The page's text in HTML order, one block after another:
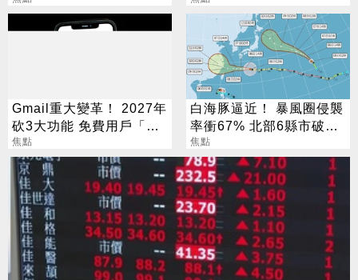
Gmail重大變革！ 2027年
砍3大功能 免費用戶「這
好康」不能用了
焦點
白海豚逼近！ 暴風圈侵襲
率衝67% 北部6縣市破5
成
焦點